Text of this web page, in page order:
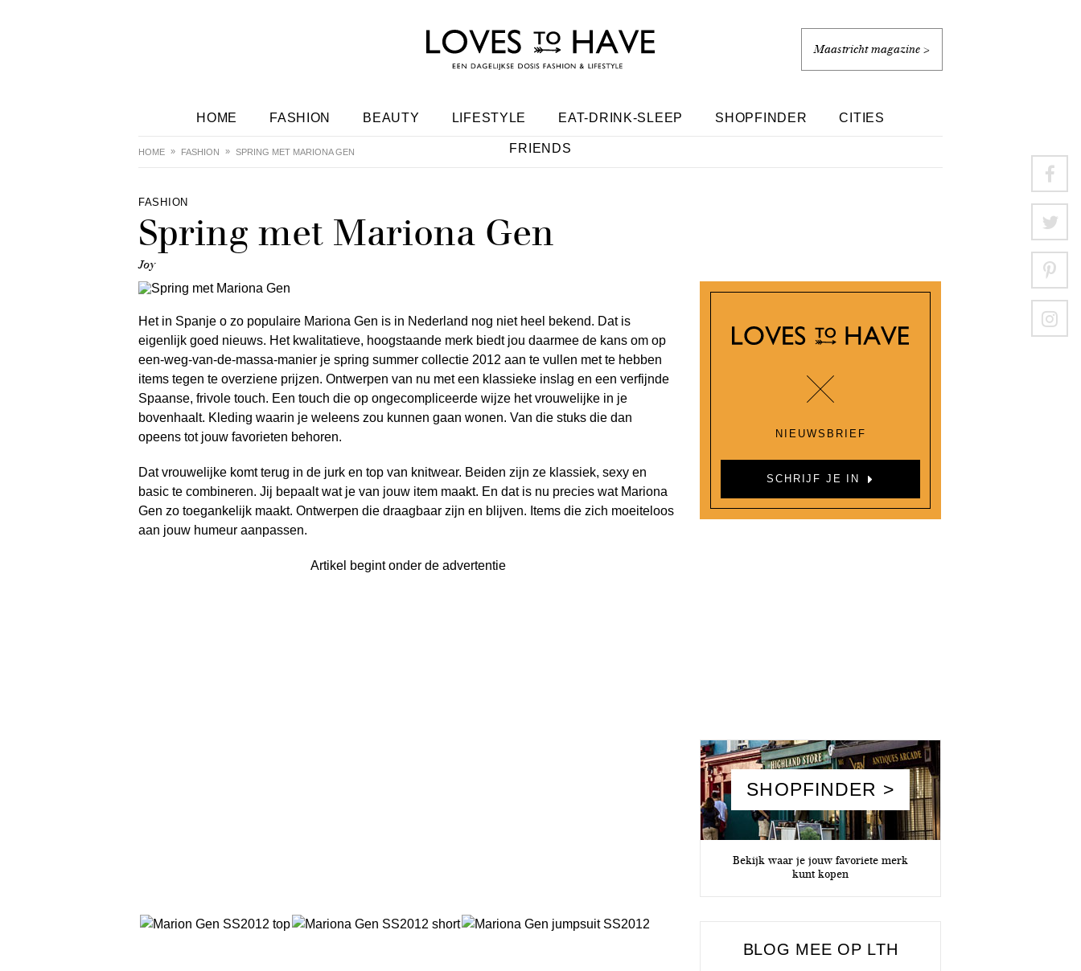
Maastricht magazine >
HOME FASHION BEAUTY LIFESTYLE EAT-DRINK-SLEEP SHOPFINDER CITIES
FRIENDS
HOME FASHION SPRING MET MARIONA GEN
FASHION
Spring met Mariona Gen
Joy
Het in Spanje o zo populaire Mariona Gen is in Nederland nog niet heel bekend. Dat is
eigenlijk goed nieuws. Het kwalitatieve, hoogstaande merk biedt jou daarmee de kans om op
een-weg-van-de-massa-manier je spring summer collectie 2012 aan te vullen met te hebben
items tegen te overziene prijzen. Ontwerpen van nu met een klassieke inslag en een verfijnde
Spaanse, frivole touch. Een touch die op ongecompliceerde wijze het vrouwelijke in je
bovenhaalt. Kleding waarin je weleens zou kunnen gaan wonen. Van die stuks die dan
opeens tot jouw favorieten behoren.
Dat vrouwelijke komt terug in de jurk en top van knitwear. Beiden zijn ze klassiek, sexy en
basic te combineren. Jij bepaalt wat je van jouw item maakt. En dat is nu precies wat Mariona
Gen zo toegankelijk maakt. Ontwerpen die draagbaar zijn en blijven. Items die zich moeiteloos
aan jouw humeur aanpassen.
Artikel begint onder de advertentie
NIEUWSBRIEF
SCHRIJF JE IN
SHOPFINDER >
Bekijk waar je jouw favoriete merk
kunt kopen
BLOG MEE OP LTH